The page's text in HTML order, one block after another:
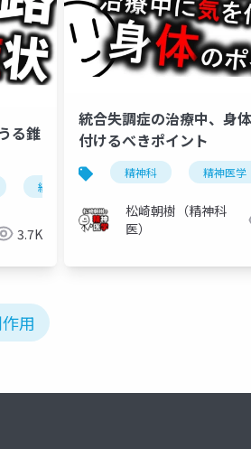
る錐
統合失調症 抗精神病薬 錐
3.7K
統合失調症の治療中、身
付けるべきポイント
精神科 精神医学
松崎朝樹（精神科
医）
用